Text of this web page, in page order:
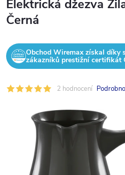
Elektrická džezva
Černá
Obchod Wiremax získal díky
zákazníků prestižní certifikát
2 hodnocení